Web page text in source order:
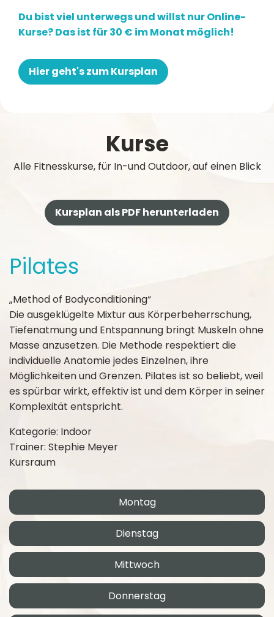
Du bist viel unterwegs und willst nur Online-
Kurse? Das ist für 30 € im Monat möglich!
Hier geht's zum Kursplan
Kurse
Alle Fitnesskurse, für In-und Outdoor, auf einen Blick
Kursplan als PDF herunterladen
Pilates
„Method of Bodyconditioning“
Die ausgeklügelte Mixtur aus Körperbeherrschung,
Tiefenatmung und Entspannung bringt Muskeln ohne
Masse anzusetzen. Die Methode respektiert die
individuelle Anatomie jedes Einzelnen, ihre
Möglichkeiten und Grenzen. Pilates ist so beliebt, weil
es spürbar wirkt, effektiv ist und dem Körper in seiner
Komplexität entspricht.
Kategorie: Indoor
Trainer: Stephie Meyer
Kursraum
Montag
Dienstag
Mittwoch
Donnerstag